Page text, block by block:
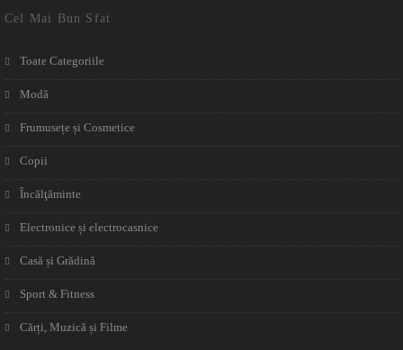
Cel Mai Bun Sfat
Toate Categoriile
Modă
Frumusețe și Cosmetice
Copii
Încălţăminte
Electronice și electrocasnice
Casă și Grădină
Sport & Fitness
Cărți, Muzică și Filme